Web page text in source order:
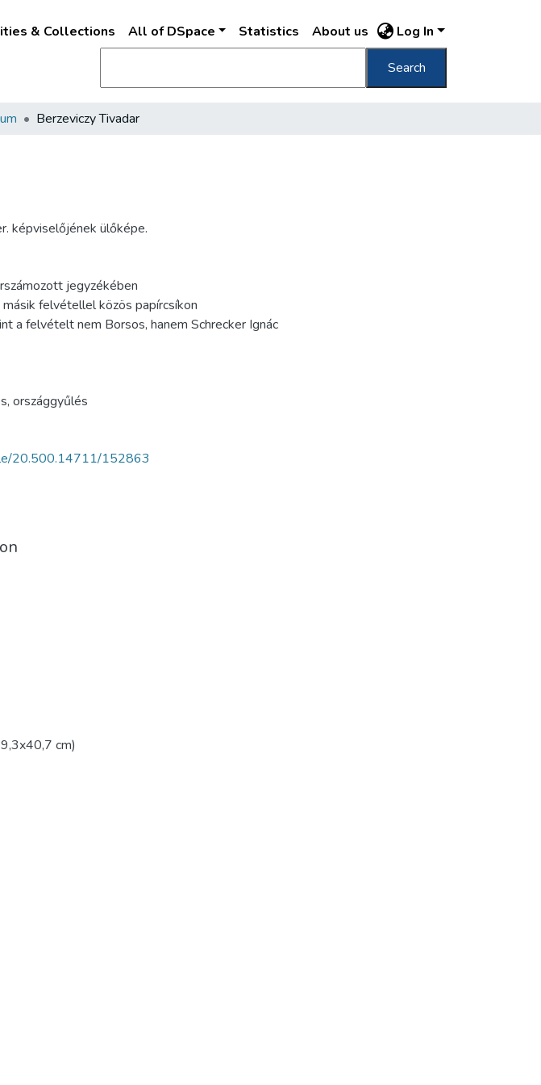
& Collections All of DSpace Statistics About us Log In
Search
Berzeviczy Tivadar
képviselőjének ülőképe.
jegyzékében
felvétellel közös papírcsíkon
a felvételt nem Borsos, hanem Schrecker Ignác
, országgyűlés
20.500.14711/152863
cm)